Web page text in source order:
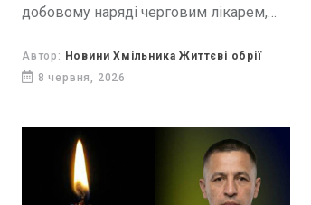
добовому наряді черговим лікарем,
хмільничанина Семенюка Валерія
Павловича.
Автор: Новини Хмільника Життєві обрії
8 червня, 2026